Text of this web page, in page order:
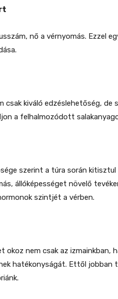
nő a vérnyomás. Ezzel
kiváló edzéslehetőség, de
a felhalmozódott
szerint a túra során
állóképességet növelő
szintjét a vérben.
nem csak az izmainkban,
hatékonyságát. Ettől jobban